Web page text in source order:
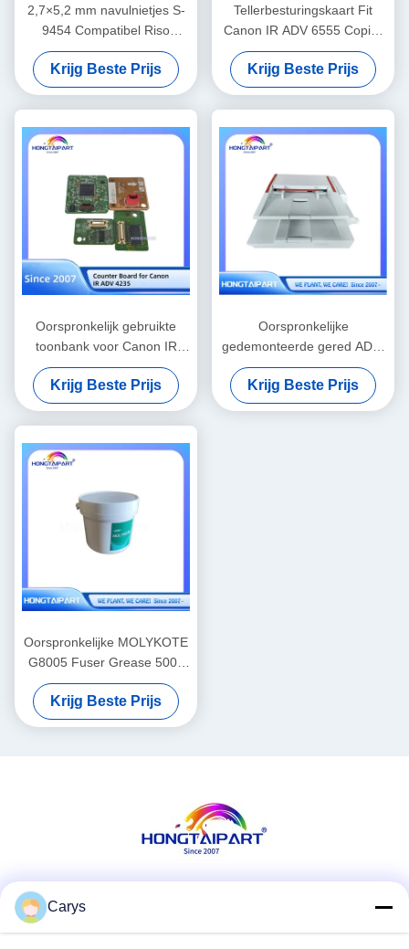
2,7×5,2 mm navulnietjes S-
9454 Compatibel Riso
Finisher Binding
Vervangingsbenodigdheden
Krijg Beste Prijs
Tellerbesturingskaart Fit
Canon IR ADV 6555 Copier
reserveonderdelen
Krijg Beste Prijs
Oorspronkelijk gebruikte
toonbank voor Canon IR
ADV 4235 printer
Krijg Beste Prijs
Oorspronkelijke
gedemonteerde gered ADF-
assemblagecompatibel met
Canon I-Sensys MF6180dw
Multifunction Printer
Krijg Beste Prijs
Oorspronkelijke MOLYKOTE
G8005 Fuser Grease 500g
voor laserprintapparatuur
Krijg Beste Prijs
Carys